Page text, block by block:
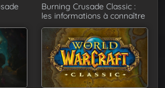
Burning Crusade Classic :
les informations à connaître